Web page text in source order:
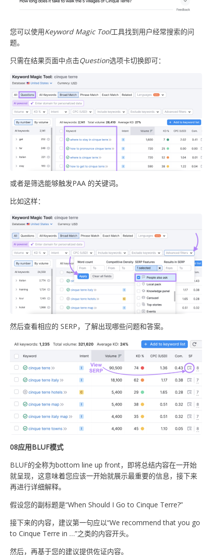
您可以使用Keyword Magic Tool工具找到用户经常搜索的问
题。
只需在结果页面中点击Question选项卡切换即可：
或者是筛选能够触发PAA 的关键词。
比如这样：
然后查看相应的 SERP，了解出现哪些问题和答案。
08应用BLUF模式
BLUF的全称为bottom line up front，即将总结内容在一开始
就呈现，这意味着您应该一开始就展示最重要的信息，接下来
再进行详细解释。
假设您的副标题是“When Should I Go to Cinque Terre?”
接下来的内容，建议第一句应以“We recommend that you go
to Cinque Terre in …”之类的内容开头。
然后，再基于您的建议提供佐证内容。